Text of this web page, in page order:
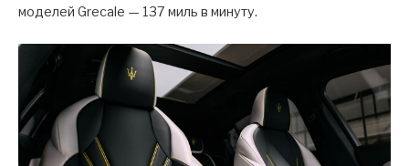
моделей Grecale — 137 миль в минуту.